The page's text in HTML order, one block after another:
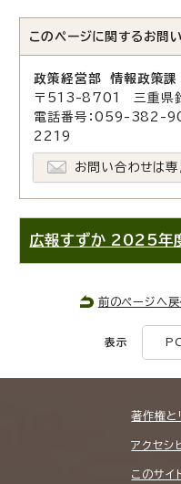
このページに関する お問
政策経営部 情報政策課
〒513-8701 三重県
電話番号：059-382-
2219
お問い合わせは専
広報すずか 2025年
前のページへ戻
表示
著作権と
アクセシ
このサイ